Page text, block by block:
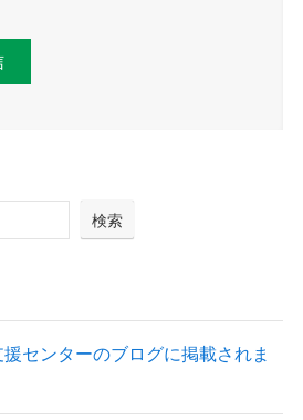
検索
センターのブログに掲載されま